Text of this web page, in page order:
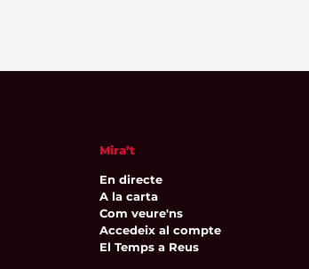
Mira’t
En directe
A la carta
Com veure'ns
Accedeix al compte
El Temps a Reus